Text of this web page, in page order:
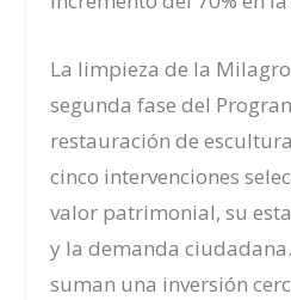
La limpieza de la
segunda fase del
restauración de
cinco intervenciones
valor patrimonial, su
y la demanda
suman una inversión